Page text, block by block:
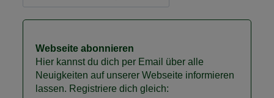
Webseite abonnieren
Hier kannst du dich per Email über alle
Neuigkeiten auf unserer Webseite informieren
lassen. Registriere dich gleich: